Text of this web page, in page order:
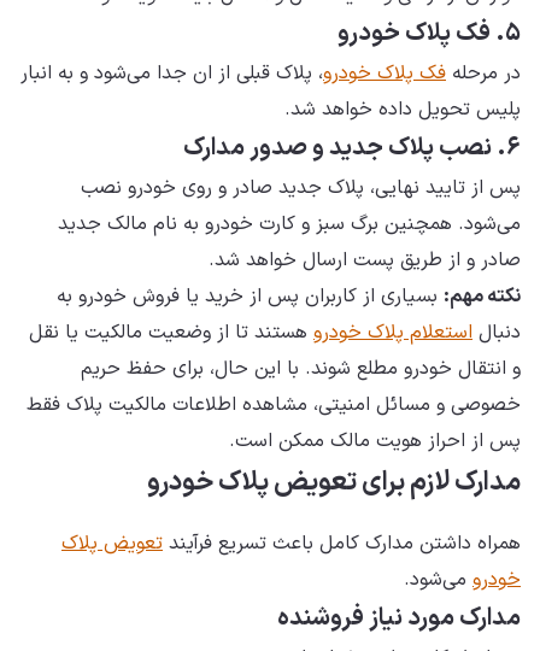
۵. فک پلاک خودرو
در مرحله فک پلاک خودرو، پلاک قبلی از ان جدا می‌شود و به انبار
پلیس تحویل داده خواهد شد.
۶. نصب پلاک جدید و صدور مدارک
پس از تایید نهایی، پلاک جدید صادر و روی خودرو نصب
می‌شود. همچنین برگ سبز و کارت خودرو به نام مالک جدید
صادر و از طریق پست ارسال خواهد شد.
نکته مهم: بسیاری از کاربران پس از خرید یا فروش خودرو به
دنبال استعلام پلاک خودرو هستند تا از وضعیت مالکیت یا نقل
و انتقال خودرو مطلع شوند. با این حال، برای حفظ حریم
خصوصی و مسائل امنیتی، مشاهده اطلاعات مالکیت پلاک فقط
پس از احراز هویت مالک ممکن است.
مدارک لازم برای تعویض پلاک خودرو
همراه داشتن مدارک کامل باعث تسریع فرآیند تعویض پلاک
خودرو می‌شود.
مدارک مورد نیاز فروشنده